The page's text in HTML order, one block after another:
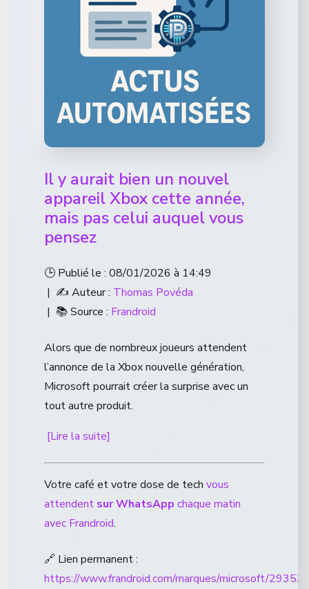
Il y aurait bien un nouvel
appareil Xbox cette année,
mais pas celui auquel vous
pensez
🕒 Publié le : 08/01/2026 à 14:49
| ✍️ Auteur : Thomas Povéda
| 📚 Source : Frandroid
Alors que de nombreux joueurs attendent
l’annonce de la Xbox nouvelle génération,
Microsoft pourrait créer la surprise avec un
tout autre produit.
[Lire la suite]
Votre café et votre dose de tech vous
attendent sur WhatsApp chaque matin
avec Frandroid.
🔗 Lien permanent :
https://www.frandroid.com/marques/microsoft/